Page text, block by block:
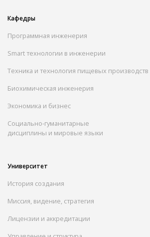
Кафедры
Программная инженерия
Smart технологии в инженерии
Техника и технология пищевых производств
Биохимическая инженерия
Экономика и бизнес
Социально-гуманитарные
дисциплины и мировые языки
Университет
История создания
Миссия, видение, стратегия
Лицензии и аккредитации